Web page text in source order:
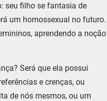
seu filho se fantasia de
um homossexual no futuro.
aprendendo a noção
Será que ela possui
e crenças, ou
de nós mesmos, ou um